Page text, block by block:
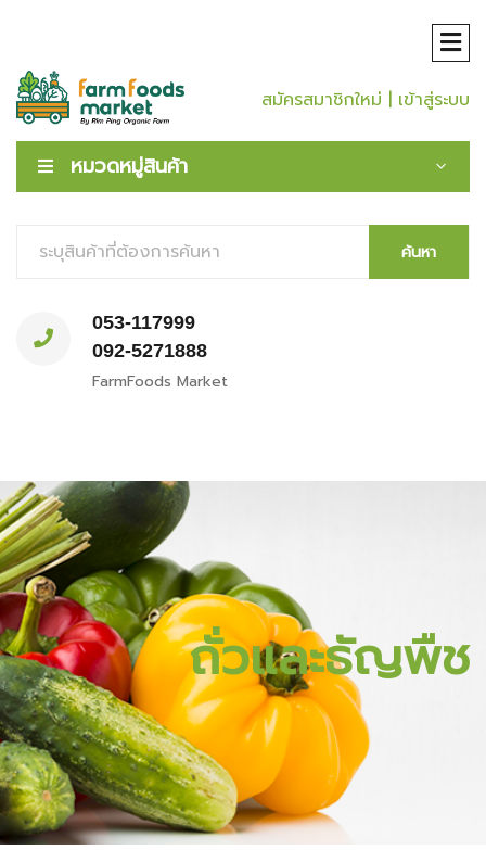
สมัครสมาชิกใหม่ | เข้าสู่ระบบ
หมวดหมู่สินค้า
ค้นหา
053-117999
092-5271888
FarmFoods Market
ถั่วและธัญพืช